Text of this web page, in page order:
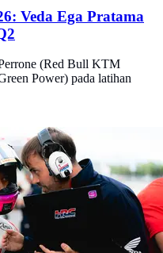
Veda Ega Pratama
(Red Bull KTM
Power) pada latihan